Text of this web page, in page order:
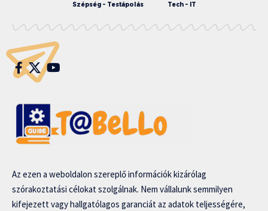
Szépség – Testápolás
Tech – IT
Az ezen a weboldalon szereplő információk kizárólag
szórakoztatási célokat szolgálnak. Nem vállalunk semmilyen
kifejezett vagy hallgatólagos garanciát az adatok teljességére,